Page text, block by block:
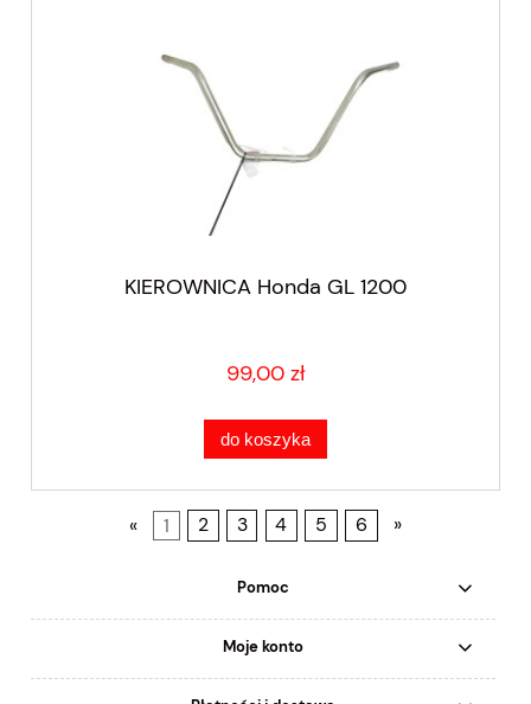
KIEROWNICA Honda GL 1200
99,00 zł
do koszyka
« 1 2 3 4 5 6 »
Pomoc
Moje konto